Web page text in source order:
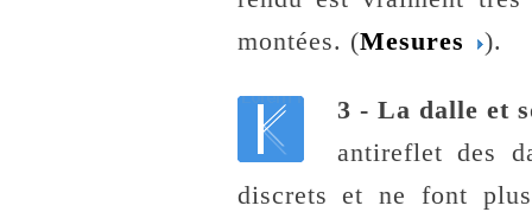
montées. (Mesures ).
3 - La dalle et
antireflet des
discrets et ne font